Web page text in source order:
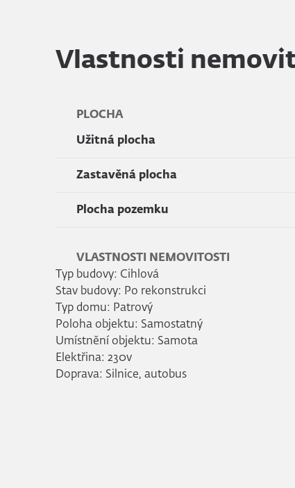
Vlastnosti
PLOCHA
Užitná plocha
Zastavěná plocha
Plocha pozemku
VLASTNOSTI NEMOVITOSTI
Typ budovy: Cihlová
Stav budovy: Po rekonstrukci
Typ domu: Patrový
Poloha objektu: Samostatný
Umístnění objektu: Samota
Elektřina: 230v
Doprava: Silnice, autobus